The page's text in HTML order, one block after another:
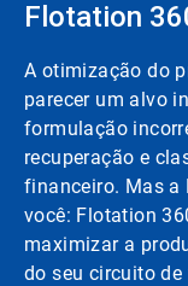
Flotation
A otimização do
parecer um alvo
formulação
recuperação e
financeiro. Mas a
você: Flotation
maximizar a
do seu circuito